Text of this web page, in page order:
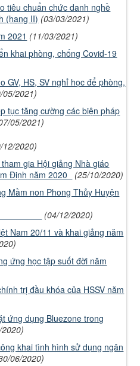
tiêu chuẩn chức danh nghề
(hạng II) (03/03/2021)
2021 (11/03/2021)
khai phòng, chống Covid-19
GV, HS, SV nghỉ học để phòng,
05/2021)
tục tăng cường các biện pháp
05/2021)
12/2020)
gia Hội giảng Nhà giáo
Định năm 2020
(25/10/2020)
Mầm non Phong Thủy Huyện
(04/12/2020)
Nam 20/11 và khai giảng năm
ứng học tập suốt đời năm
trị đầu khóa của HSSV năm
ứng dụng Bluezone trong
khai tình hình sử dụng ngân
06/2020)